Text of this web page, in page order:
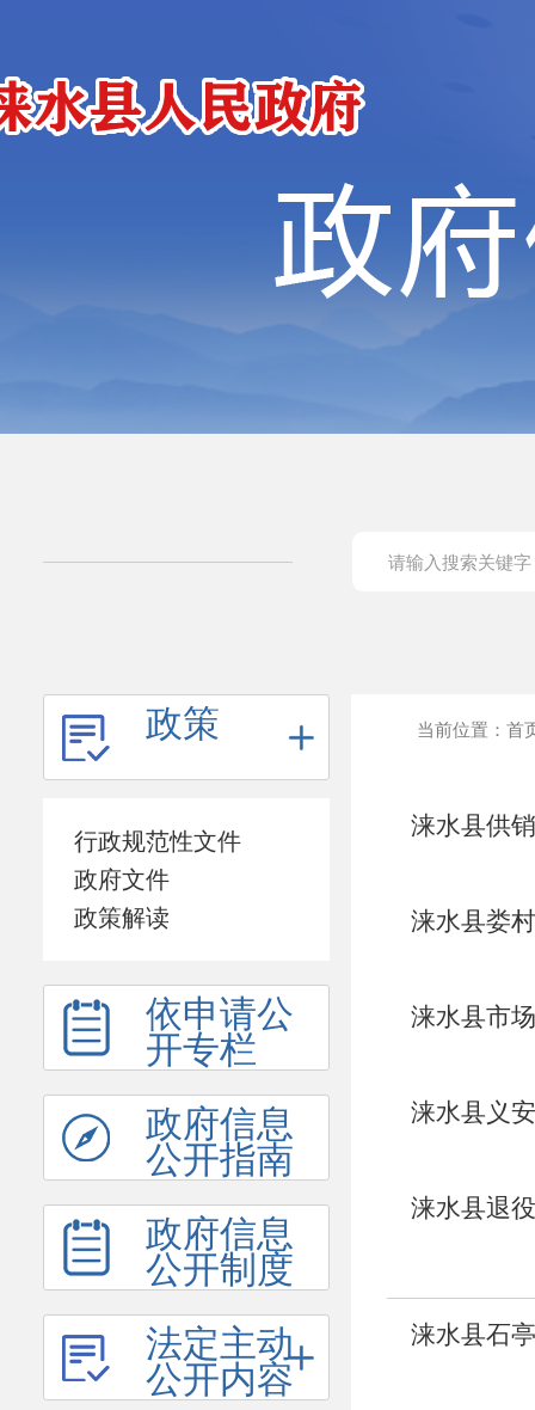
政策
行政规范性文件
政府文件
政策解读
依申请公
开专栏
政府信息
公开指南
政府信息
公开制度
法定主动
公开内容
当前位置： 首
涞水县供
涞水县娄
涞水县市
涞水县义
涞水县退
涞水县石